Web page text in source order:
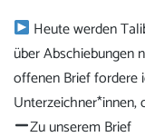
Heute werden
über Abschiebungen
offenen Brief fordere
Unterzeichner*innen,
Zu unserem Brief